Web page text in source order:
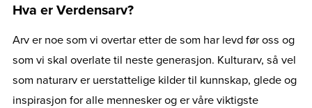
Hva er Verdensarv?
Arv er noe som vi overtar etter de som har levd før oss og
som vi skal overlate til neste generasjon. Kulturarv, så vel
som naturarv er uerstattelige kilder til kunnskap, glede og
inspirasjon for alle mennesker og er våre viktigste